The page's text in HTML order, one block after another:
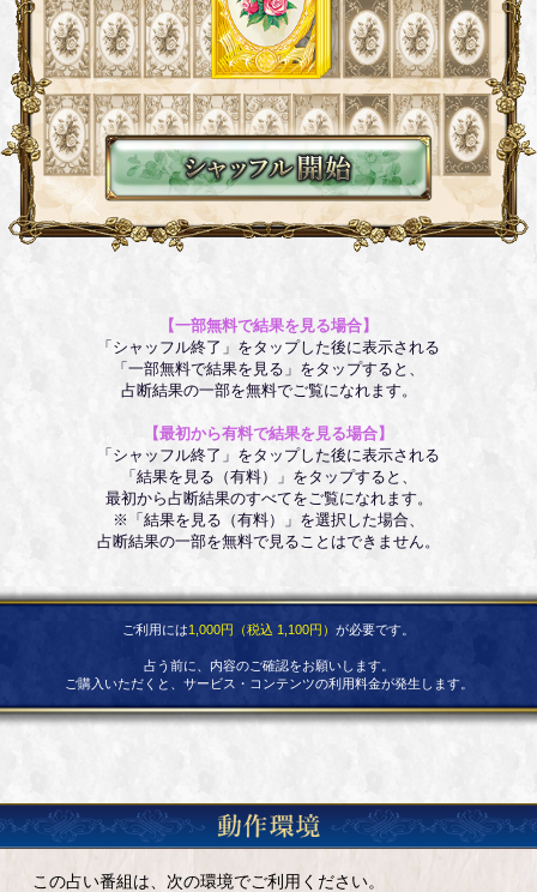
【一部無料で結果を見る場合】
「シャッフル終了」をタップした後に表示される
「一部無料で結果を見る」をタップすると、
占断結果の一部を無料でご覧になれます。
【最初から有料で結果を見る場合】
「シャッフル終了」をタップした後に表示される
「結果を見る（有料）」をタップすると、
最初から占断結果のすべてをご覧になれます。
※「結果を見る（有料）」を選択した場合、
占断結果の一部を無料で見ることはできません。
ご利用には1,000円（税込 1,100円） が必要です。
占う前に、内容のご確認をお願いします。
ご購入いただくと、サービス・コンテンツの利用料金が発生します。
この占い番組は、次の環境でご利用ください。